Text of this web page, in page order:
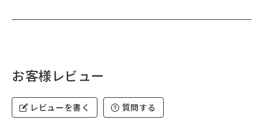
お客様レビュー
レビューを書く 質問する